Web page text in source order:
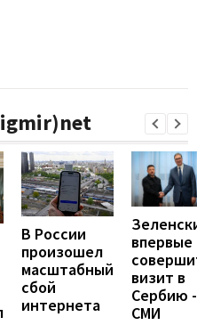
В России
произошел
масштабный
сбой
интернета
впервые
визит в
Сербию -
СМИ